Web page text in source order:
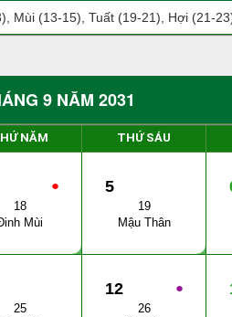
Mùi (13-15), Tuất (19-21), Hợi (21-
9 NĂM 2031
NĂM THỨ SÁU
●
18
Mùi
5
19
Mậu Thân
25
●
12
26